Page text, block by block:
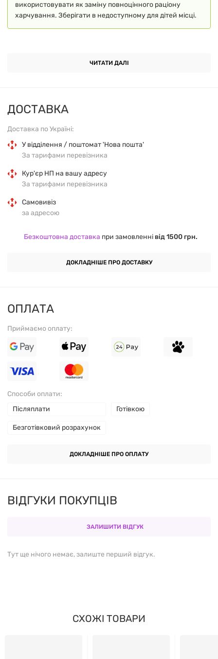
ДОСТАВКА
Доставка по Україні:
У відділення / поштомат 'Нова пошта'
За тарифами перевізника
Кур'єр НП на вашу адресу
За тарифами перевізника
Самовивіз
за адресою
Безкоштовна доставка при замовленні від 1500 грн.
ДОКЛАДНІШЕ ПРО ДОСТАВКУ
ОПЛАТА
Приймаємо оплату:
Способи оплати:
Післяплати
Готівкою
Безготівковий розрахунок
ДОКЛАДНІШЕ ПРО ОПЛАТУ
використовувати як заміну повноцінного раціону
харчування. Зберігати в недоступному для дітей місці.
ЧИТАТИ ДАЛІ
ВІДГУКИ ПОКУПЦІВ
ЗАЛИШИТИ ВІДГУК
Тут ще нічого немає, залиште перший відгук.
СХОЖІ ТОВАРИ